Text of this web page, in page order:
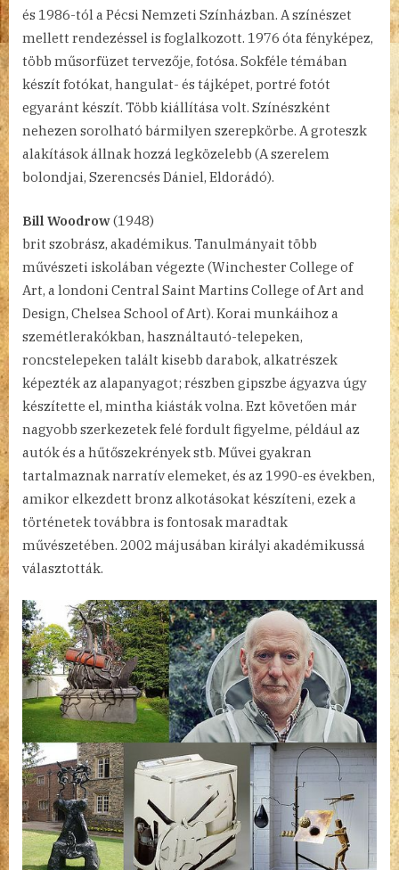
és 1986-tól a Pécsi Nemzeti Színházban. A színészet
mellett rendezéssel is foglalkozott. 1976 óta fényképez,
több műsorfüzet tervezője, fotósa. Sokféle témában
készít fotókat, hangulat- és tájképet, portré fotót
egyaránt készít. Több kiállítása volt. Színészként
nehezen sorolható bármilyen szerepkörbe. A groteszk
alakítások állnak hozzá legközelebb (A szerelem
bolondjai, Szerencsés Dániel, Eldorádó).
Bill Woodrow(1948)
brit szobrász, akadémikus. Tanulmányait több
művészeti iskolában végezte (Winchester College of
Art, a londoni Central Saint Martins College of Art and
Design, Chelsea School of Art). Korai munkáihoz a
szemétlerakókban, használtautó-telepeken,
roncstelepeken talált kisebb darabok, alkatrészek
képezték az alapanyagot; részben gipszbe ágyazva úgy
készítette el, mintha kiásták volna. Ezt követően már
nagyobb szerkezetek felé fordult figyelme, például az
autók és a hűtőszekrények stb. Művei gyakran
tartalmaznak narratív elemeket, és az 1990-es években,
amikor elkezdett bronz alkotásokat készíteni, ezek a
történetek továbbra is fontosak maradtak
művészetében. 2002 májusában királyi akadémikussá
választották.